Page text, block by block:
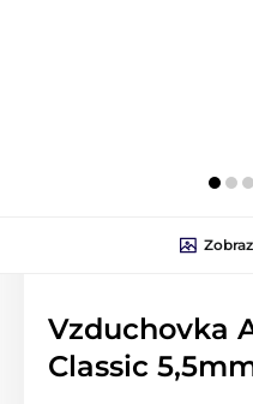
Vzduchovka
Classic